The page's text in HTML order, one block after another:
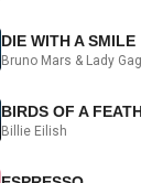
DIE WITH A SMILE
Bruno Mars & Lady
BIRDS OF A
Billie Eilish